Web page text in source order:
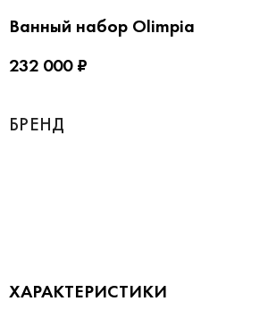
Ванный набор Olimpia
232 000 ₽
БРЕНД
ХАРАКТЕРИСТИКИ